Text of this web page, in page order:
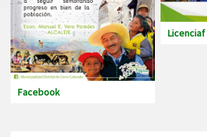
Licenciaf
Facebook